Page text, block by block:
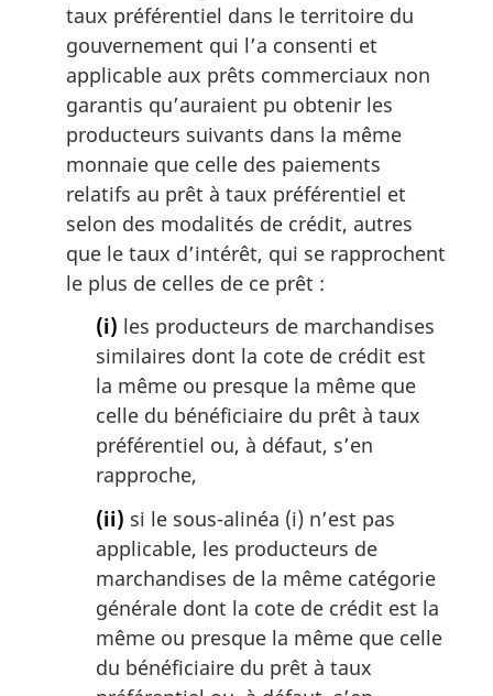
taux préférentiel dans le territoire du
gouvernement qui l’a consenti et
applicable aux prêts commerciaux non
garantis qu’auraient pu obtenir les
producteurs suivants dans la même
monnaie que celle des paiements
relatifs au prêt à taux préférentiel et
selon des modalités de crédit, autres
que le taux d’intérêt, qui se rapprochent
le plus de celles de ce prêt :
(i) les producteurs de marchandises
similaires dont la cote de crédit est
la même ou presque la même que
celle du bénéficiaire du prêt à taux
préférentiel ou, à défaut, s’en
rapproche,
(ii) si le sous-alinéa (i) n’est pas
applicable, les producteurs de
marchandises de la même catégorie
générale dont la cote de crédit est la
même ou presque la même que celle
du bénéficiaire du prêt à taux